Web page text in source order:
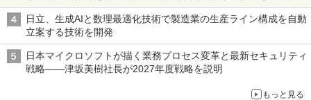
日立、生成AIと数理最適化技術で製造業の生産ライン構成を自動
立案する技術を開発
日本マイクロソフトが描く業務プロセス変革と最新セキュリティ
戦略――津坂美樹社長が2027年度戦略を説明
もっと見る